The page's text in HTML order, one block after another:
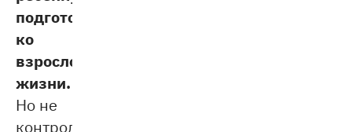
подготовиться
ко
взрослой
жизни.
Но не
контролировать